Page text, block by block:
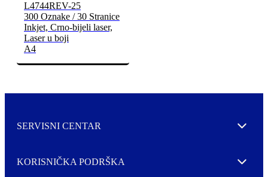
L4744REV-25
300 Oznake / 30 Stranice
Inkjet, Crno-bijeli laser,
Laser u boji
A4
SERVISNI CENTAR Expand
KORISNIČKA PODRŠKA Expand